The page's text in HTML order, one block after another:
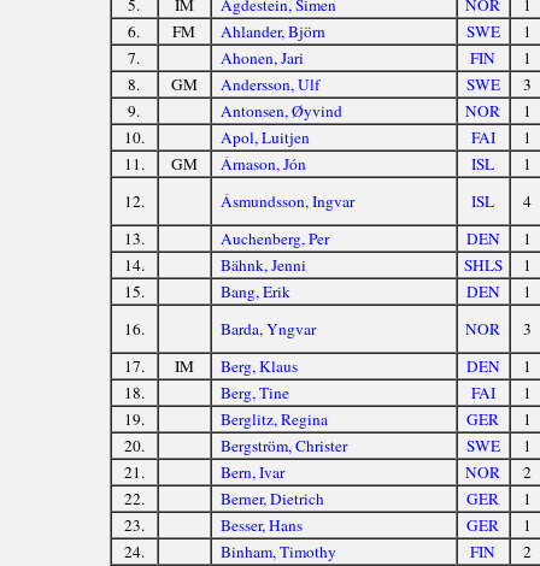
5.
IM Agdestein, Simen NOR
1
6.
FM Ahlander, Björn SWE
1
7.
Ahonen, Jari FIN
1
8.
GM Andersson, Ulf SWE
3
9.
Antonsen, Øyvind NOR
1
10.
Apol, Luitjen FAI
1
11.
GM Árnason, Jón ISL
1
12.
Ásmundsson, Ingvar ISL
4
13.
Auchenberg, Per DEN
1
14.
Bähnk, Jenni SHLS
1
15.
Bang, Erik DEN
1
16.
Barda, Yngvar NOR
3
17.
IM Berg, Klaus DEN
1
18.
Berg, Tine FAI
1
19.
Berglitz, Regina GER
1
20.
Bergström, Christer SWE
1
21.
Bern, Ivar NOR
2
22.
Berner, Dietrich GER
1
23.
Besser, Hans GER
1
24.
Binham, Timothy FIN
2